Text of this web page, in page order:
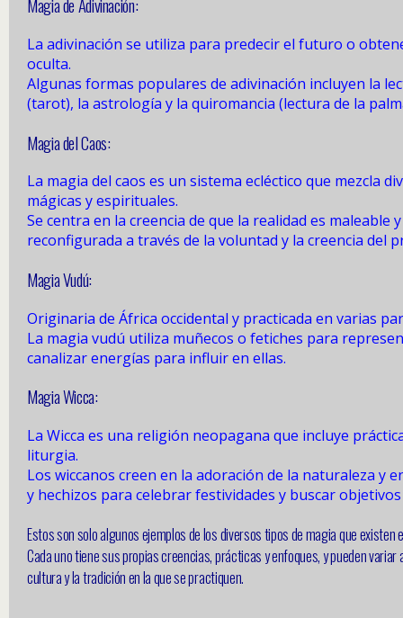
Magia de Adivinación:
La adivinación se utiliza para predecir el futuro o
oculta.
Algunas formas populares de adivinación incluyen la
(tarot), la astrología y la quiromancia (lectura de la
Magia del Caos:
La magia del caos es un sistema ecléctico que mezcla
mágicas y espirituales.
Se centra en la creencia de que la realidad es maleable
reconfigurada a través de la voluntad y la creencia del
Magia Vudú:
Originaria de África occidental y practicada en varias
La magia vudú utiliza muñecos o fetiches para
canalizar energías para influir en ellas.
Magia Wicca:
La Wicca es una religión neopagana que incluye
liturgia.
Los wiccanos creen en la adoración de la naturaleza y
y hechizos para celebrar festividades y buscar
Estos son solo algunos ejemplos de los diversos tipos de magia que existen
Cada uno tiene sus propias creencias, prácticas y enfoques, y pueden
cultura y la tradición en la que se practiquen.